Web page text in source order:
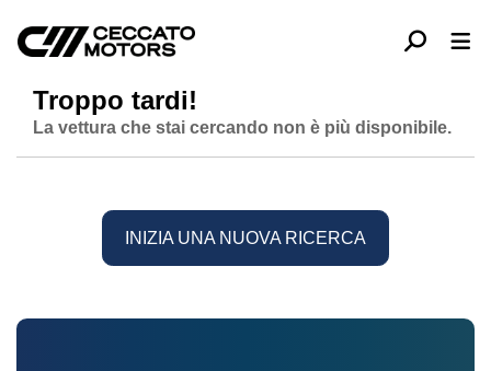
Troppo tardi!
La vettura che stai cercando non è più disponibile.
INIZIA UNA NUOVA RICERCA